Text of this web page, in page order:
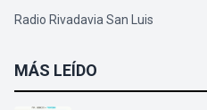
Radio Rivadavia San Luis
MÁS LEÍDO